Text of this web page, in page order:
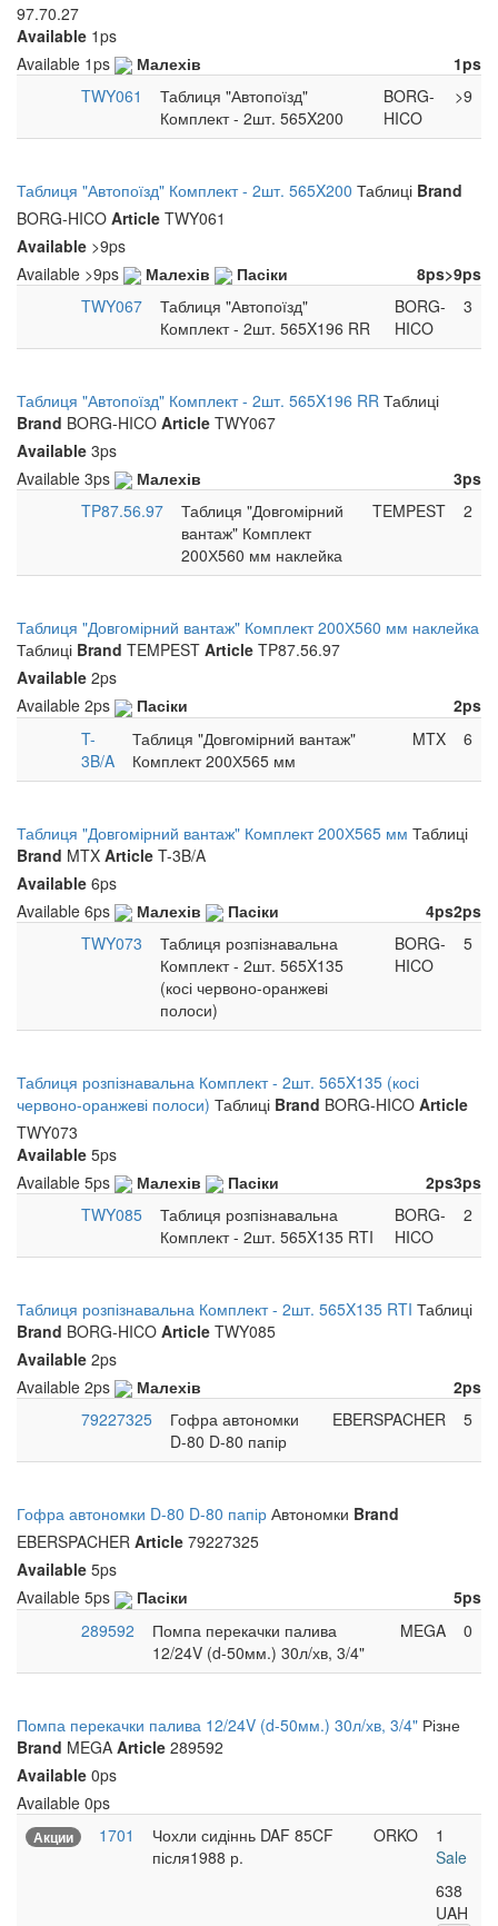
97.70.27
Available 1ps
Available 1ps Малехів
1ps
TWY061
Таблиця "Автопоїзд"
Комплект - 2шт. 565X200
BORG-
HICO
>9
Таблиця "Автопоїзд" Комплект - 2шт. 565X200 Таблиці Brand
BORG-HICO Article TWY061
Available >9ps
Available >9ps Малехів >9ps
Пасіки
8ps
TWY067
Таблиця "Автопоїзд"
Комплект - 2шт. 565X196 RR
BORG-
HICO
3
Таблиця "Автопоїзд" Комплект - 2шт. 565X196 RR Таблиці
Brand BORG-HICO Article TWY067
Available 3ps
Available 3ps Малехів
3ps
TP87.56.97
Таблиця "Довгомірний
вантаж" Комплект
200Х560 мм наклейка
TEMPEST 2
Таблиця "Довгомірний вантаж" Комплект 200Х560 мм наклейка
Таблиці Brand TEMPEST Article TP87.56.97
Available 2ps
Available 2ps Пасіки
2ps
T-
3B/A
Таблиця "Довгомірний вантаж"
Комплект 200Х565 мм
MTX 6
Таблиця "Довгомірний вантаж" Комплект 200Х565 мм Таблиці
Brand MTX Article T-3B/A
Available 6ps
Available 6ps Малехів 2ps
Пасіки
4ps
TWY073
Таблиця розпізнавальна
Комплект - 2шт. 565X135
(косі червоно-оранжеві
полоси)
BORG-
HICO
5
Таблиця розпізнавальна Комплект - 2шт. 565X135 (косі
червоно-оранжеві полоси) Таблиці Brand BORG-HICO Article
TWY073
Available 5ps
Available 5ps Малехів 3ps
Пасіки
2ps
TWY085
Таблиця розпізнавальна
Комплект - 2шт. 565X135 RTI
BORG-
HICO
2
Таблиця розпізнавальна Комплект - 2шт. 565X135 RTI Таблиці
Brand BORG-HICO Article TWY085
Available 2ps
Available 2ps Малехів
2ps
79227325
Гофра автономки
D-80 D-80 папір
EBERSPACHER 5
Гофра автономки D-80 D-80 папір Автономки Brand
EBERSPACHER Article 79227325
Available 5ps
Available 5ps Пасіки
5ps
289592
Помпа перекачки палива
12/24V (d-50мм.) 30л/хв, 3/4"
MEGA 0
Помпа перекачки палива 12/24V (d-50мм.) 30л/хв, 3/4" Різне
Brand MEGA Article 289592
Available 0ps
Available 0ps
Акции 1701
Чохли сидіннь DAF 85CF
після1988 р.
ORKO
1
Sale
638
UAH